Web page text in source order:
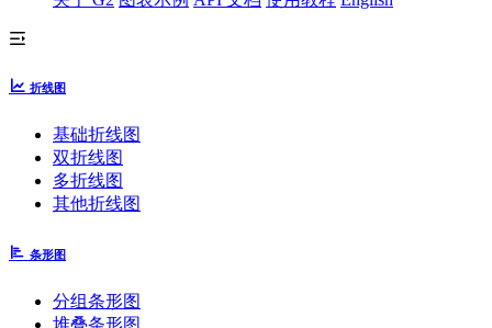
折线图
基础折线图
双折线图
多折线图
其他折线图
条形图
分组条形图
堆叠条形图